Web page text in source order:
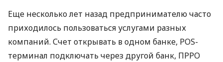
Еще несколько лет назад предпринимателю часто
приходилось пользоваться услугами разных
компаний. Счет открывать в одном банке, POS-
терминал подключать через другой банк, ПРРО